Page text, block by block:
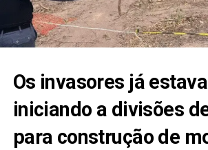
Os invasores já
iniciando a divisões
para construção de